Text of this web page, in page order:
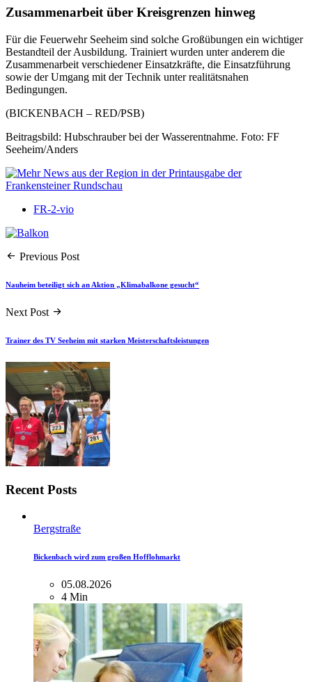
Zusammenarbeit über Kreisgrenzen hinweg
Für die Feuerwehr Seeheim sind solche Großübungen ein wichtiger
Bestandteil der Ausbildung. Trainiert wurden unter anderem die
Zusammenarbeit verschiedener Einsatzkräfte, die Einsatzführung
sowie der Umgang mit der Technik unter realitätsnahen
Bedingungen.
(BICKENBACH – RED/PSB)
Beitragsbild: Hubschrauber bei der Wasserentnahme. Foto: FF
Seeheim/Anders
FR-2-vio
Previous Post
Nauheim beteiligt sich an Aktion „Klimabalkone gesucht“
Next Post
Trainer des TV Seeheim mit starken Meisterschaftsleistungen
Recent Posts
Bergstraße
Bickenbach wird zum großen Hofflohmarkt
05.08.2026
4 Min